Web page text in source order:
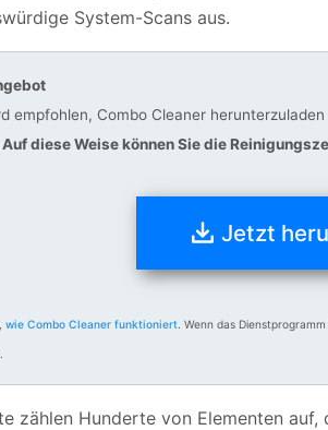
System-Scans aus.
empfohlen, Combo Cleaner
Auf diese Weise können Sie die
Jetzt
wie Combo Cleaner funktioniert. Wenn das
zählen Hunderte von Elementen